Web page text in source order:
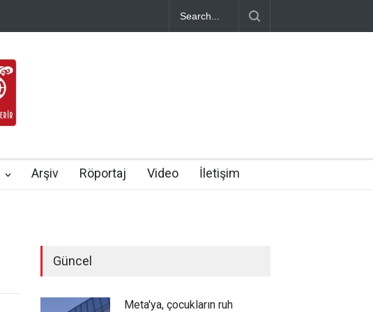
Arşiv Röportaj Video İletişim
Güncel
Meta'ya, çocukların ruh